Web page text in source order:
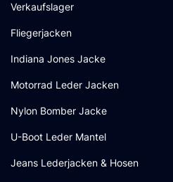
Verkaufslager
Fliegerjacken
Indiana Jones Jacke
Motorrad Leder Jacken
Nylon Bomber Jacke
U-Boot Leder Mantel
Jeans Lederjacken & Hosen